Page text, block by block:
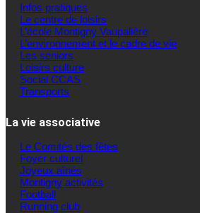
Infos pratiques
Le centre de loisirs
L’école Montigny Vaupalière
L’environnement et le cadre de vie
Les seniors
Loisirs culture
Social CCAS
Transports
La vie associative
Le Comités des fêtes
Foyer culturel
Joyeux aînés
Montigny activités
Football
Running club